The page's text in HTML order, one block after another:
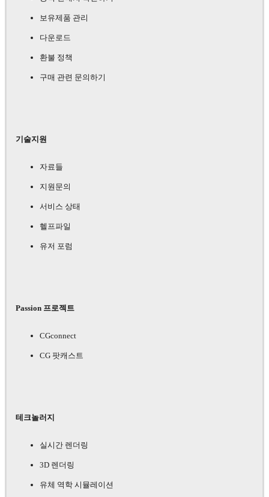
보유제품 관리
다운로드
환불 정책
구매 관련 문의하기
기술지원
자료들
지원문의
서비스 상태
헬프파일
유저 포럼
Passion 프로젝트
CGconnect
CG 팟캐스트
테크놀러지
실시간 렌더링
3D 렌더링
유체 역학 시뮬레이션